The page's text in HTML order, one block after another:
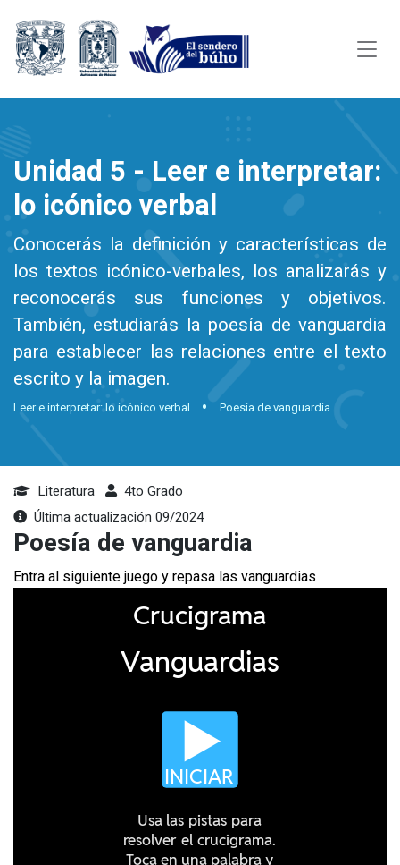
Unidad 5 - Leer e interpretar:
lo icónico verbal
Conocerás la definición y características de
los textos icónico-verbales, los analizarás y
reconocerás sus funciones y objetivos.
También, estudiarás la poesía de vanguardia
para establecer las relaciones entre el texto
escrito y la imagen.
Leer e interpretar: lo icónico verbal Poesía de vanguardia
Literatura
4to Grado
Última actualización 09/2024
Poesía de vanguardia
Entra al siguiente juego y repasa las vanguardias